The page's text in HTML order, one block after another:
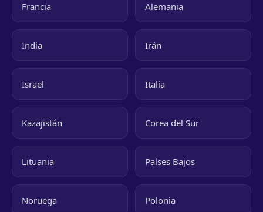
Francia Alemania
India Irán
Israel Italia
Kazajistán Corea del Sur
Lituania Países Bajos
Noruega Polonia